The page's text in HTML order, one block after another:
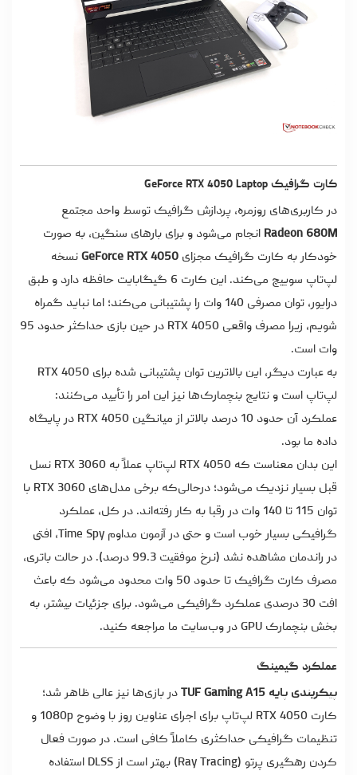
کارت گرافیک GeForce RTX 4050 Laptop
در کاربری‌های روزمره، پردازش گرافیک توسط واحد مجتمع
Radeon 680M انجام می‌شود و برای بارهای سنگین، به‌ صورت
خودکار به کارت گرافیک مجزای GeForce RTX 4050 نسخه
لپ‌تاپ سوییچ می‌کند. این کارت 6 گیگابایت حافظه دارد و طبق
درایور، توان مصرفی 140 وات را پشتیبانی می‌کند؛ اما نباید گمراه
شویم، زیرا مصرف واقعی RTX 4050 در حین بازی حداکثر حدود 95
وات است.
به‌ عبارت دیگر، این بالاترین توان پشتیبانی‌ شده برای RTX 4050
لپ‌تاپ است و نتایج بنچمارک‌ها نیز این امر را تأیید می‌کنند:
عملکرد آن حدود 10 درصد بالاتر از میانگین RTX 4050 در پایگاه
داده ما بود.
این بدان معناست که RTX 4050 لپ‌تاپ عملاً به RTX 3060 نسل
قبل بسیار نزدیک می‌شود؛ درحالی‌که برخی مدل‌های RTX 3060 با
توان 115 تا 140 وات در رقبا به‌ کار رفته‌اند. در کل، عملکرد
گرافیکی بسیار خوب است و حتی در آزمون مداوم Time Spy، افتی
در راندمان مشاهده نشد (نرخ موفقیت 99.3 درصد). در حالت باتری،
مصرف کارت گرافیک تا حدود 50 وات محدود می‌شود که باعث
افت 30 درصدی عملکرد گرافیکی می‌شود. برای جزئیات بیشتر، به
بخش بنچمارک GPU در وب‌سایت ما مراجعه کنید.
عملکرد گیمینگ
پیکربندی پایه TUF Gaming A15
در بازی‌ها نیز عالی ظاهر شد؛
کارت RTX 4050 لپ‌تاپ برای اجرای عناوین روز با وضوح 1080p و
تنظیمات گرافیکی حداکثری کاملاً کافی است. در صورت فعال
کردن رهگیری پرتو (Ray Tracing) بهتر است از DLSS استفاده